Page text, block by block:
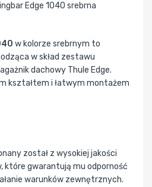
Edge 1040 srebrna
w kolorze srebrnym to
w skład zestawu
dachowy Thule Edge.
kształtem i łatwym montażem
został z wysokiej jakości
które gwarantują mu odporność
warunków zewnętrznych.